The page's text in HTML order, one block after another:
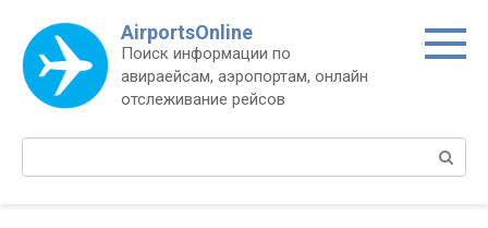
контенту
AirportsOnline
Поиск информации по
авираейсам, аэропортам, онлайн
отслеживание рейсов
Поиск: